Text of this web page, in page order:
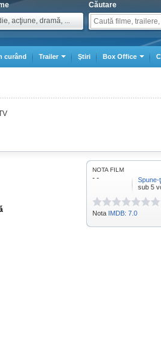
acţiune, dramă, ...
Căutare
curând Trailer Ştiri Box Office
NOTA FILM
- -
Spune-
sub 5
Nota IMDB: 7.0